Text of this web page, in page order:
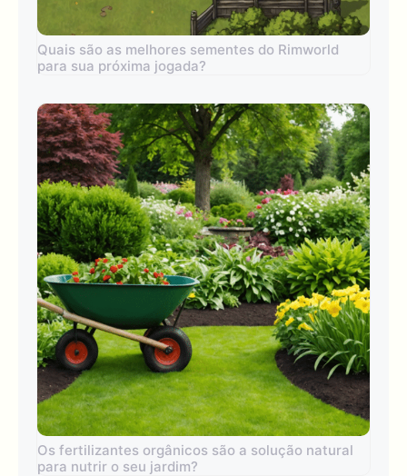
Quais são as melhores sementes do Rimworld
para sua próxima jogada?
Os fertilizantes orgânicos são a solução natural
para nutrir o seu jardim?